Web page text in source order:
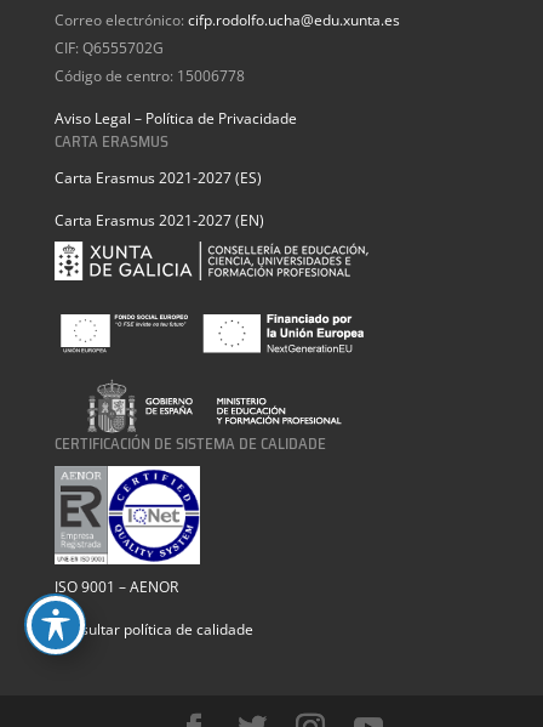
Correo electrónico: cifp.rodolfo.ucha@edu.xunta.es
CIF: Q6555702G
Código de centro: 15006778
Aviso Legal – Política de Privacidade
CARTA ERASMUS
Carta Erasmus 2021-2027 (ES)
Carta Erasmus 2021-2027 (EN)
CERTIFICACIÓN DE SISTEMA DE CALIDADE
ISO 9001 – AENOR
Consultar política de calidade